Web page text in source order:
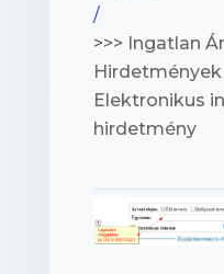
/
>>> Ingatlan
Hirdetmények
Elektronikus
hirdetmény